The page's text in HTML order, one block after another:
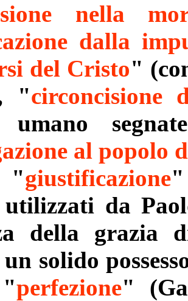
nella
dalla
del Cristo"
"circoncisione
umano
al popolo
"giustificazione"
da
della grazia
un solido
perfezione"